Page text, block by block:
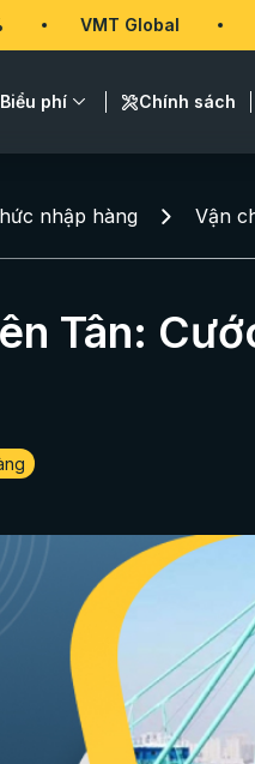
Global Ưu đãi
Biểu phí Chính sách
nhập hàng Vận
Tân: